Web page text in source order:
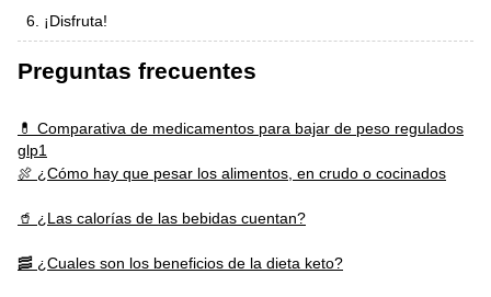
¡Disfruta!
Preguntas frecuentes
💊 Comparativa de medicamentos para bajar de peso regulados
glp1
🍖 ¿Cómo hay que pesar los alimentos, en crudo o cocinados
🥤 ¿Las calorías de las bebidas cuentan?
🥓 ¿Cuales son los beneficios de la dieta keto?